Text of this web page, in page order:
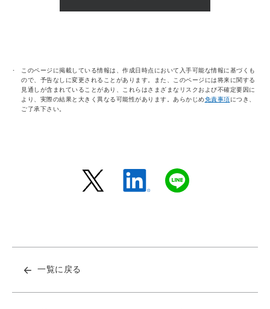
このページに掲載している情報は、作成日時点において入手可能な情報に基づくも
ので、予告なしに変更されることがあります。また、このページには将来に関する
見通しが含まれていることがあり、これらはさまざまなリスクおよび不確定要因に
より、実際の結果と大きく異なる可能性があります。あらかじめ免責事項につき、
ご了承下さい。
一覧に戻る